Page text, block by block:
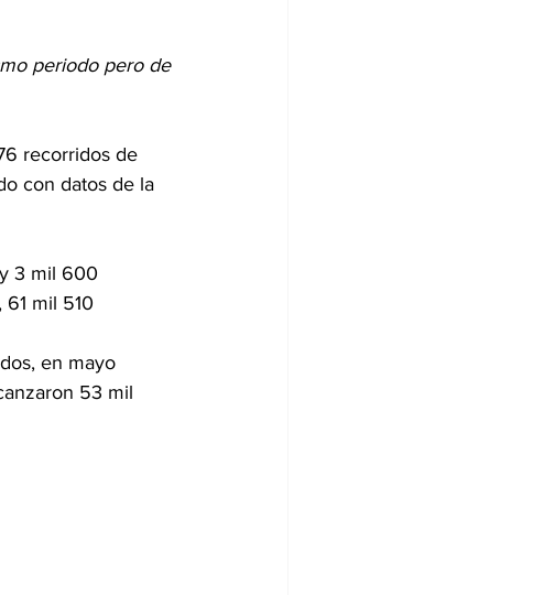
periodo pero de
recorridos de
con datos de la
3 mil 600
mil 510
en mayo
53 mil